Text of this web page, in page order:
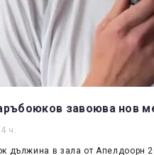
завоюва нов
ч.
дължина в зала от